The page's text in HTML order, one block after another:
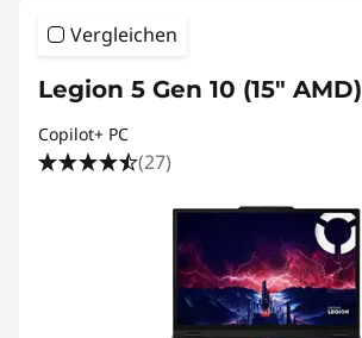
Vergleichen
Legion 5 Gen 10 (15" AMD)
Copilot+ PC
(27)